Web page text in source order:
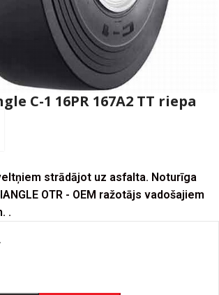
C-1 16PR 167A2 TT riepa
strādājot uz asfalta. Noturīga
OTR - OEM ražotājs vadošajiem
.